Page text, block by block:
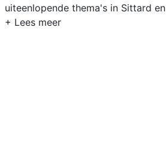
uiteenlopende thema's in Sittard